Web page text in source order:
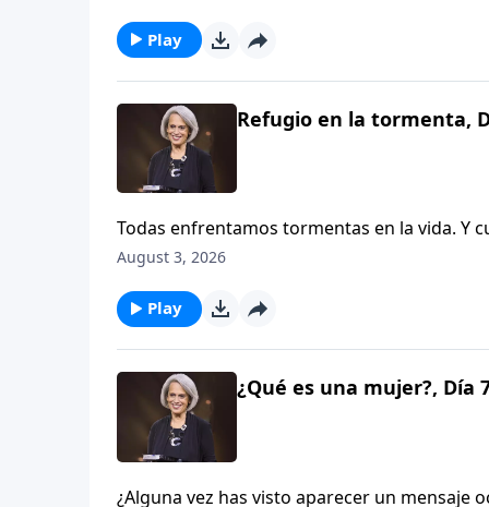
segura en medio de las dificultades, en
Play
Refugio en la tormenta,
Todas enfrentamos tormentas en la vida. Y
Wolgemuth quiere recordarte que Dios
temporada difícil. Únete a nosotras en este
August 3, 2026
Play
¿Qué es una mujer?, Día
¿Alguna vez has visto aparecer un mensaje